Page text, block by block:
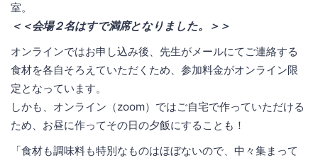
室。
＜＜会場２名はすで満席となりました。＞＞
オンラインではお申し込み後、先生がメールにてご連絡する
食材を各自そろえていただくため、参加料金がオンライン限
定となっています。
しかも、オンライン（zoom）ではご自宅で作っていただける
ため、お昼に作ってその日の夕飯にすることも！
「食材も調味料も特別なものはほぼないので、中々集まって